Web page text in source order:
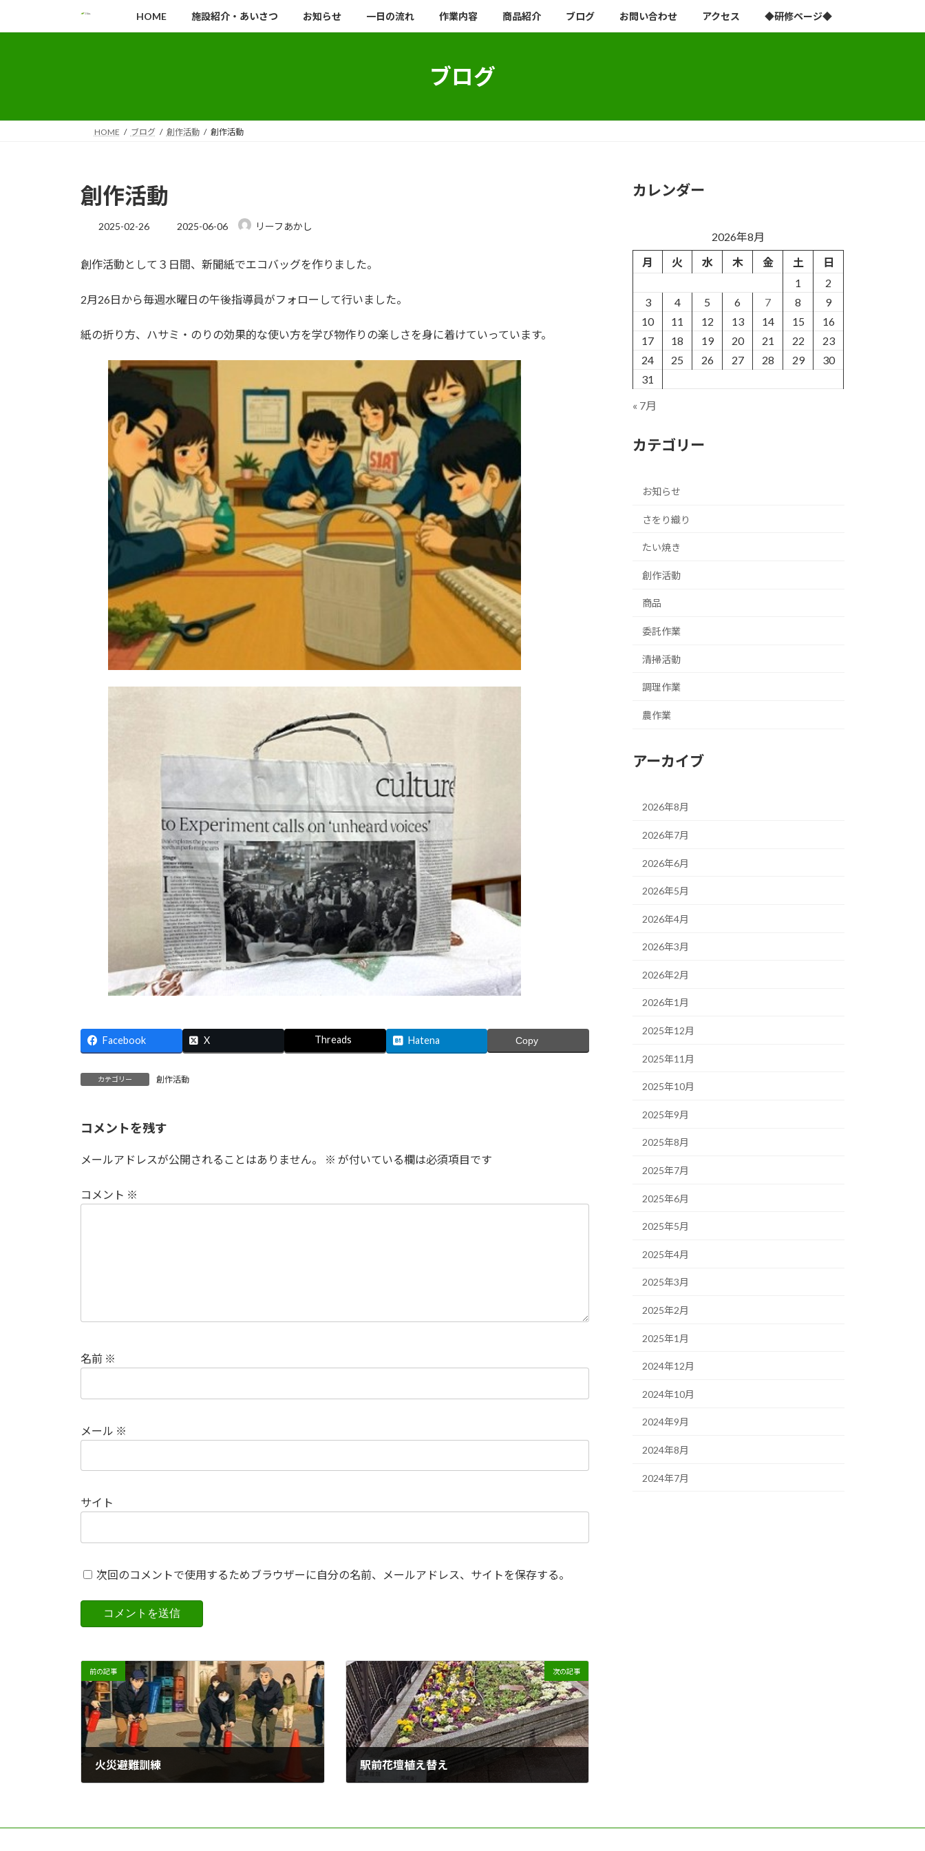
キ
に
HOME 施設紹介・あいさつ お知らせ 一日の流れ 作業内容 商品紹介 ブログ お問い合わせ アクセス ◆研修ページ◆
ブログ
HOME ブログ 創作活動 創作活動
創作活動
2025-02-26
最
新
:
2025-06-06 リーフあかし
創作活動として３日間、新聞紙でエコバッグを作りました。
2月26日から毎週水曜日の午後指導員がフォローして行いました。
紙の折り方、ハサミ・のりの効果的な使い方を学び物作りの楽しさを身に着けていっています。
Facebook X Threads Hatena Copy
カテゴリー 創作活動
コメントを残す
メールアドレスが公開されることはありません。 ※ が付いている欄は必須項目です
コメント ※
名前 ※
メール ※
サイト
次回のコメントで使用するためブラウザーに自分の名前、メールアドレス、サイトを保存する。
前の記事
火災避難訓練
次の記事
駅前花壇植え替え
カレンダー
2026年8月
月
火 水 木 金 土
日
1
2
3
4 5 6 7 8
9
10
11 12 13 14 15
16
17
18 19 20 21 22
23
24
25 26 27 28 29
30
31
« 7月
カテゴリー
お知らせ
さをり織り
たい焼き
創作活動
商品
委託作業
清掃活動
調理作業
農作業
アーカイブ
2026年8月
2026年7月
2026年6月
2026年5月
2026年4月
2026年3月
2026年2月
2026年1月
2025年12月
2025年11月
2025年10月
2025年9月
2025年8月
2025年7月
2025年6月
2025年5月
2025年4月
2025年3月
2025年2月
2025年1月
2024年12月
2024年10月
2024年9月
2024年8月
2024年7月